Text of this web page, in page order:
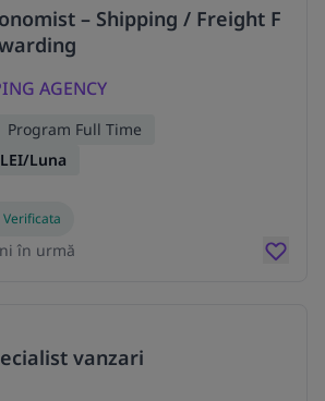
– Shipping / Freight F
AGENCY
Program Full Time
LEI/Luna
în urmă
vanzari